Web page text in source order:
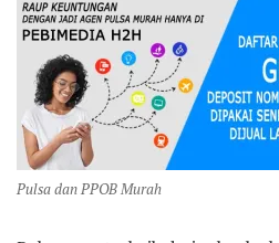
Pulsa dan PPOB Murah